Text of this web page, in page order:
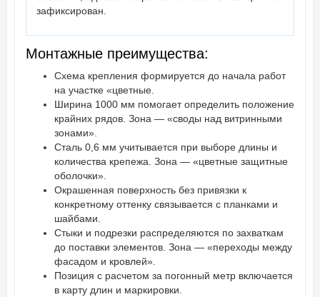
зафиксирован.
Монтажные преимущества:
Схема крепления формируется до начала работ
на участке «цветные.
Ширина 1000 мм помогает определить положение
крайних рядов. Зона — «своды над витринными
зонами».
Сталь 0,6 мм учитывается при выборе длины и
количества крепежа. Зона — «цветные защитные
оболочки».
Окрашенная поверхность без привязки к
конкретному оттенку связывается с планками и
шайбами.
Стыки и подрезки распределяются по захваткам
до поставки элементов. Зона — «переходы между
фасадом и кровлей».
Позиция с расчетом за погонный метр включается
в карту длин и маркировки.